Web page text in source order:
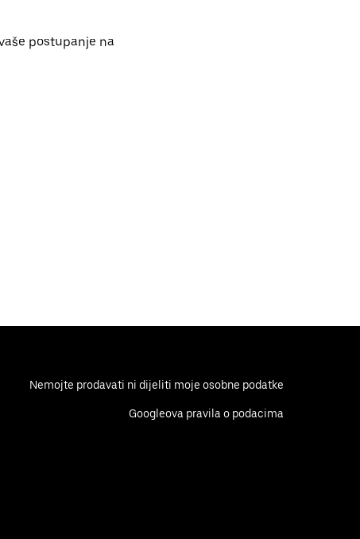
postupanje na
Nemojte prodavati ni dijeliti moje osobne podatke
Googleova pravila o podacima